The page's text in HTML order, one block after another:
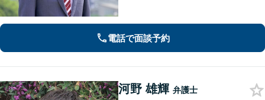
します【土日祝・当日対応可】
電話で面談予約
河野 雄輝 弁護士